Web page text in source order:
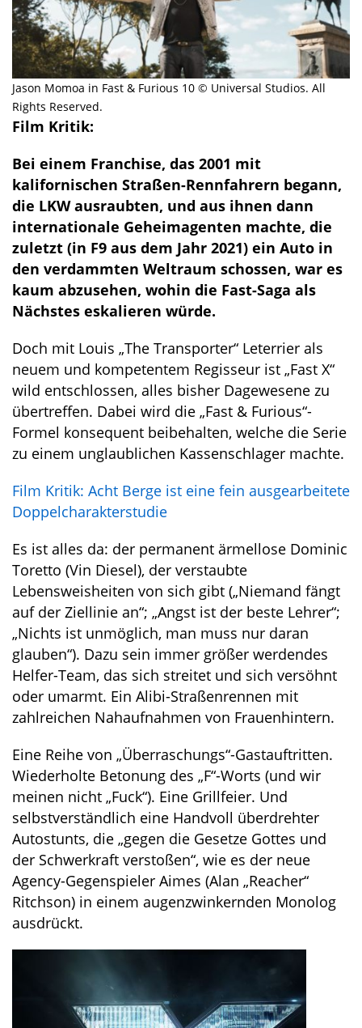
Jason Momoa in Fast & Furious 10 © Universal Studios. All
Rights Reserved.
Film Kritik:
Bei einem Franchise, das 2001 mit
kalifornischen Straßen-Rennfahrern begann,
die LKW ausraubten, und aus ihnen dann
internationale Geheimagenten machte, die
zuletzt (in F9 aus dem Jahr 2021) ein Auto in
den verdammten Weltraum schossen, war es
kaum abzusehen, wohin die Fast-Saga als
Nächstes eskalieren würde.
Doch mit Louis „The Transporter“ Leterrier als
neuem und kompetentem Regisseur ist „Fast X“
wild entschlossen, alles bisher Dagewesene zu
übertreffen. Dabei wird die „Fast & Furious“-
Formel konsequent beibehalten, welche die Serie
zu einem unglaublichen Kassenschlager machte.
Film Kritik: Acht Berge ist eine fein ausgearbeitete
Doppelcharakterstudie
Es ist alles da: der permanent ärmellose Dominic
Toretto (Vin Diesel), der verstaubte
Lebensweisheiten von sich gibt („Niemand fängt
auf der Ziellinie an“; „Angst ist der beste Lehrer“;
„Nichts ist unmöglich, man muss nur daran
glauben“). Dazu sein immer größer werdendes
Helfer-Team, das sich streitet und sich versöhnt
oder umarmt. Ein Alibi-Straßenrennen mit
zahlreichen Nahaufnahmen von Frauenhintern.
Eine Reihe von „Überraschungs“-Gastauftritten.
Wiederholte Betonung des „F“-Worts (und wir
meinen nicht „Fuck“). Eine Grillfeier. Und
selbstverständlich eine Handvoll überdrehter
Autostunts, die „gegen die Gesetze Gottes und
der Schwerkraft verstoßen“, wie es der neue
Agency-Gegenspieler Aimes (Alan „Reacher“
Ritchson) in einem augenzwinkernden Monolog
ausdrückt.